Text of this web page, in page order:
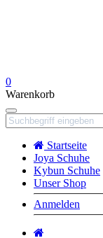
0
Warenkorb
Navigation
Startseite
Joya Schuhe
Kybun Schuhe
Unser Shop
Anmelden